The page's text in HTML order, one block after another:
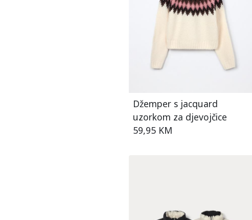
Džemper s jacquard
uzorkom za djevojčice
59,95 KM